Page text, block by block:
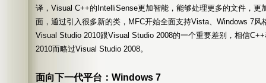
译，Visual C++的IntelliSense更加智能，能够处理更多的文件，更
面，通过引入很多新的类，MFC开始全面支持Vista、Windows 7风
Visual Studio 2010跟Visual Studio 2008的一个重要差别，相信
2010而略过Visual Studio 2008。
面向下一代平台：Windows 7